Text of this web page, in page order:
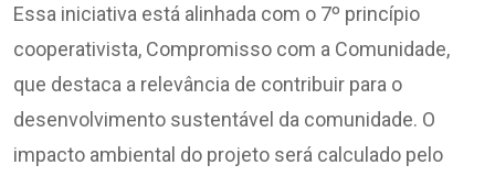
Essa iniciativa está alinhada com o 7º princípio
cooperativista, Compromisso com a Comunidade,
que destaca a relevância de contribuir para o
desenvolvimento sustentável da comunidade. O
impacto ambiental do projeto será calculado pelo